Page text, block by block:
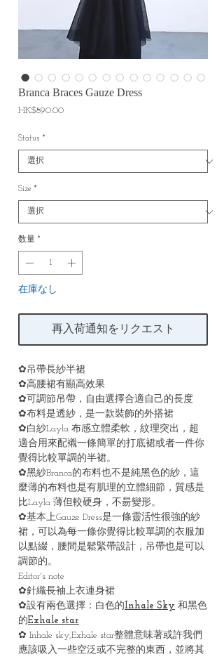
Branca Braces Gauze Dress
HK$890.00価
Status *
Size *
数量 *
在庫なし
再入荷通知をリクエスト
✿吊帶長紗半裙
✿高腰裙有顯高效果
✿可調節吊帶，自由選擇合適自己的長度
✿布料是透紗，是一款裝飾的外搭裙
✿白紗Layla 布感立體柔軟，紋理突出，超
適合用來配襯一條簡單的打底裙或者一件你
覺得比較單調的半裙。
✿黑紗Branca的布料也不是純黑色的紗，這
麼薄的布料也是有肌理的立體細節，質感是
比Layla 薄但較硬身，不昜變形。
✿基本上Gauze Dress是一條靈活性很強的紗
裙，可以為每一條你覺得比較單調的衣服加
以點綴，腰間是鬆緊帶設計，吊帶也是可以
調節的。
Editor's note
✿針織長袖上衣連身裙
✿設有兩色選擇：白色的Inhale Sky 和黑色
的Exhale star
✿ Inhale sky,Exhale star整體意味著或許我們
應該吸入一些空泛或不完整的東西，並將其